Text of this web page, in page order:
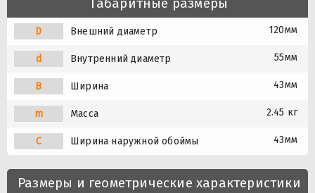
D Внешний диаметр 120мм
d Внутренний диаметр 55мм
B Ширина 43мм
m Масса 2.45 кг
C Ширина наружной обоймы 43мм
Размеры и геометрические характеристики